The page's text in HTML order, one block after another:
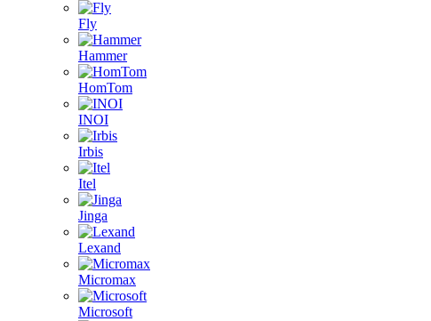
Fly
Hammer
HomTom
INOI
Irbis
Itel
Jinga
Lexand
Micromax
Microsoft